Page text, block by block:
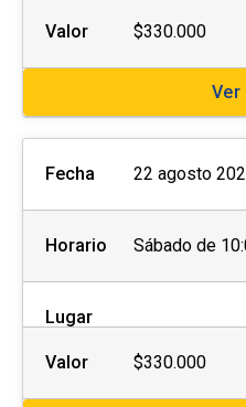
Valor $330.000
Ver
Fecha 22 agosto
Horario Sábado de
Lugar
Valor $330.000